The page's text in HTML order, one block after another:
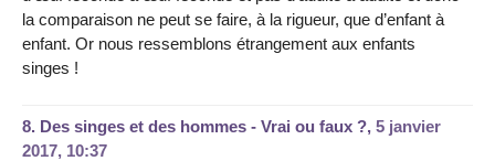
la comparaison ne peut se faire, à la rigueur, que d’enfant à
enfant. Or nous ressemblons étrangement aux enfants
singes !
8. Des singes et des hommes - Vrai ou faux ?, 5 janvier
2017, 10:37